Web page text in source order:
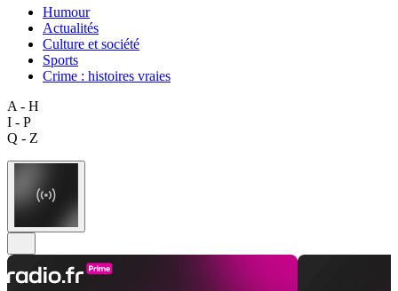
Humour
Actualités
Culture et société
Sports
Crime : histoires vraies
A - H
I - P
Q - Z